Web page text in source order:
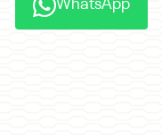
WhatsApp